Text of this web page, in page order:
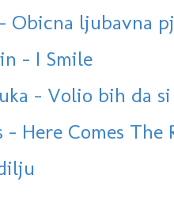
Obicna ljubavna
- I Smile
- Volio bih da
Here Comes The